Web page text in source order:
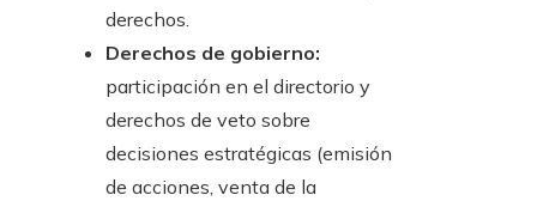
derechos.
Derechos de gobierno:
participación en el directorio y
derechos de veto sobre
decisiones estratégicas (emisión
de acciones, venta de la